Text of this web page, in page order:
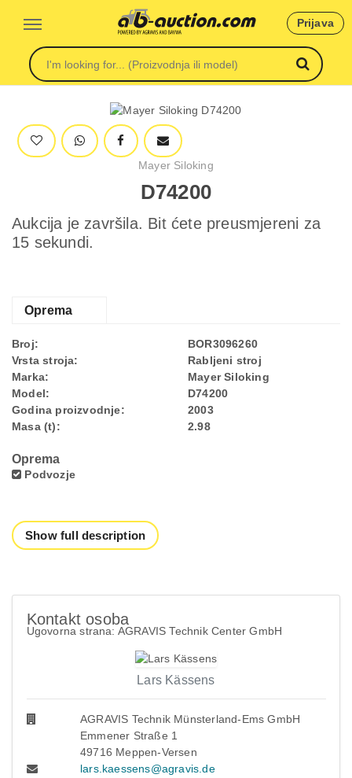
Prijava
Mayer Siloking
D74200
Aukcija je završila. Bit ćete preusmjereni za
15 sekundi.
Oprema
Broj:
BOR3096260
Vrsta stroja:
Rabljeni stroj
Marka:
Mayer Siloking
Model:
D74200
Godina proizvodnje:
2003
Masa (t):
2.98
Oprema
Podvozje
Show full description
Kontakt osoba
Ugovorna strana: AGRAVIS Technik Center GmbH
Lars Kässens
AGRAVIS Technik Münsterland-Ems GmbH
Emmener Straße 1
49716 Meppen-Versen
lars.kaessens@agravis.de